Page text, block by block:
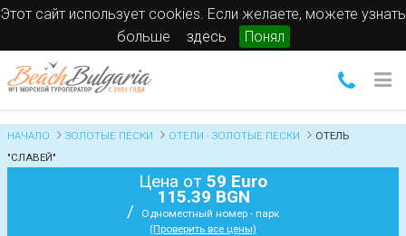
Этот сайт использует cookies. Если желаете, можете узнать
больше
здесь Понял
НАЧАЛО ЗОЛОТЫЕ ПЕСКИ ОТЕЛИ - ЗОЛОТЫЕ ПЕСКИ
ОТЕЛЬ
"СЛАВЕЙ"
Цена от 59 Euro
115.39 BGN
/
Одноместный номер - парк
(Проверить все цены)